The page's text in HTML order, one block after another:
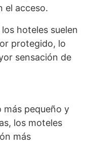
el acceso.
hoteles suelen
protegido, lo
sensación de
más pequeño y
los moteles
más